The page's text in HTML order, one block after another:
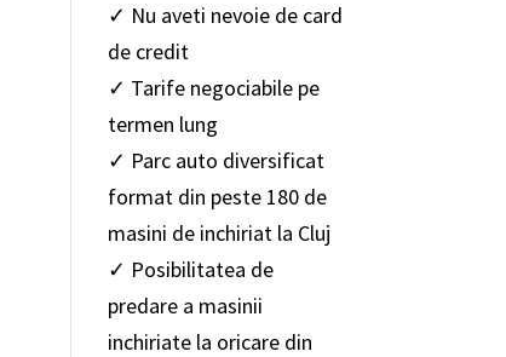
✓ Nu aveti nevoie de card
de credit
✓ Tarife negociabile pe
termen lung
✓ Parc auto diversificat
format din peste 180 de
masini de inchiriat la Cluj
✓ Posibilitatea de
predare a masinii
inchiriate la oricare din